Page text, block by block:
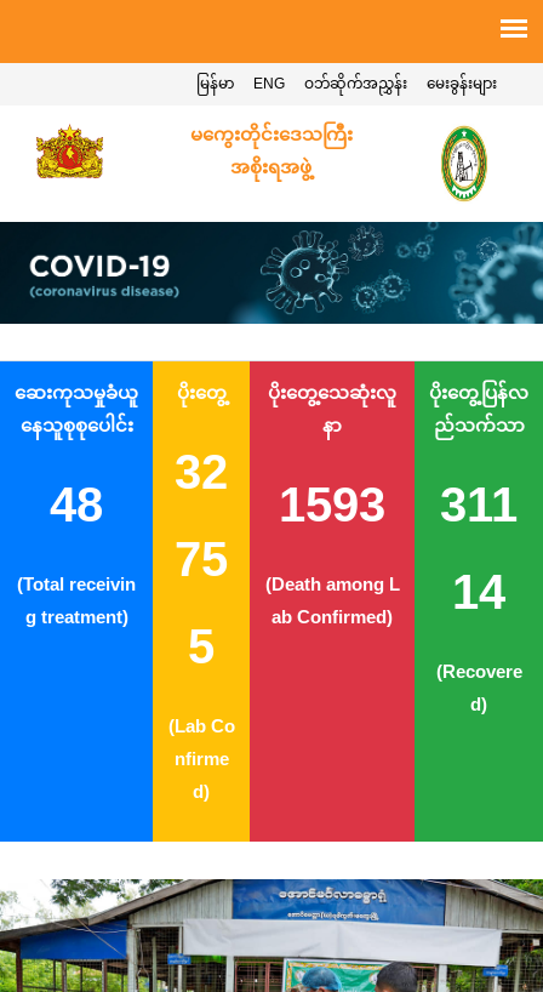
မေးခွန်းများ
ဝဘ်ဆိုက်အညွှန်း
ENG
မြန်မာ
မကွေးတိုင်းဒေသကြီး
အစိုးရအဖွဲ့
ဆေးကုသမှုခံယူ
နေသူစုစုပေါင်း
48
(Total receivin
g treatment)
ပိုးတွေ့
32
75
5
(Lab Co
nfirme
d)
ပိုးတွေ့သေဆုံးလူ
နာ
1593
(Death among L
ab Confirmed)
ပိုးတွေ့ပြန်လ
ည်သက်သာ
311
14
(Recovere
d)